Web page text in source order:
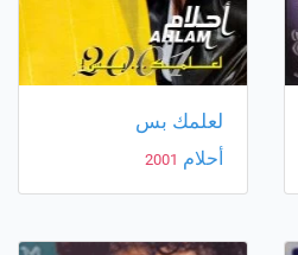
لعلمك بس
أحلام 2001